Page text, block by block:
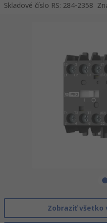
Skladové číslo RS: 284-2358
Zobraziť všetko